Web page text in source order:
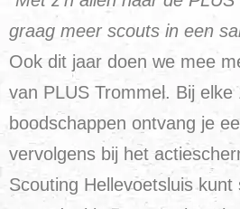
graag meer scouts in een
Ook dit jaar doen we mee
van PLUS Trommel. Bij elke
boodschappen ontvang je
vervolgens bij het
Scouting Hellevoetsluis